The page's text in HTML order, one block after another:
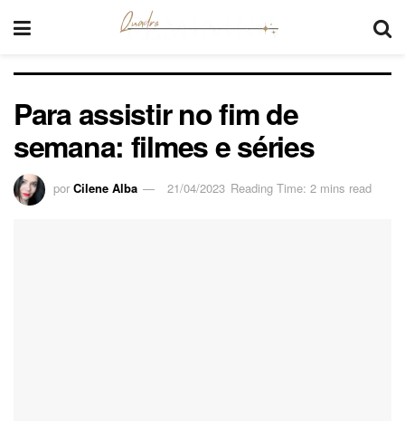
Para assistir no fim de
semana: filmes e séries
por Cilene Alba 21/04/2023 Reading Time: 2 mins read